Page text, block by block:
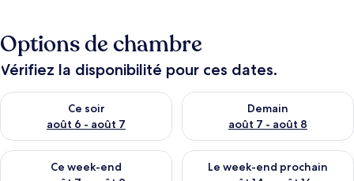
Options de chambre
Vérifiez la disponibilité pour ces dates.
Ce soir
août 6 - août 7
Vérifier la disponibilité pour ce soir août 6 - août 7
Demain
août 7 - août 8
Vérifier la disponibilité pour
Ce week-end
Vérifier la disponibilité pour ce week-end août 7 - août 9
Le week-end prochain
Vérifier la disponibilité pour